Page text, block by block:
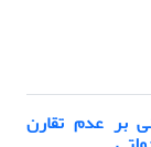
بر عدم تقارن